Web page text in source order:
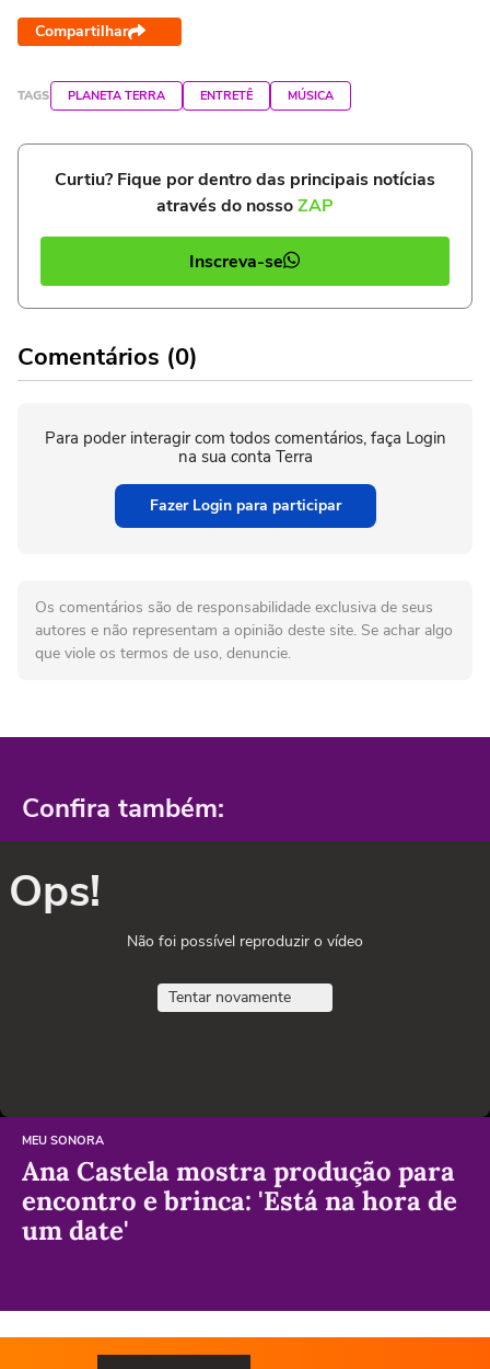
Compartilhar
TAGS PLANETA TERRA ENTRETÊ MÚSICA
Curtiu? Fique por dentro das principais notícias
através do nossoZAP
Inscreva-se
Comentários (0)
Para poder interagir com todos comentários, faça Login
na sua conta Terra
Fazer Login para participar
Os comentários são de responsabilidade exclusiva de seus
autores e não representam a opinião deste site. Se achar algo
que viole os termos de uso, denuncie.
Confira também:
Ops!
Não foi possível reproduzir o vídeo
Tentar novamente
MEU SONORA
Ana Castela mostra produção para
encontro e brinca: 'Está na hora de
um date'